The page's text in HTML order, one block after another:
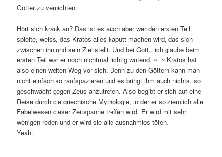
Götter zu vernichten.
Hört sich krank an? Das ist es auch aber wer den ersten Teil
spielte, weiss, das Kratos alles kaputt machen wird, das sich
zwischen ihn und sein Ziel stellt. Und bei Gott.. ich glaube beim
ersten Teil war er noch nichtmal richtig wütend. ~_~ Kratos hat
also einen weiten Weg vor sich. Denn zu den Göttern kann man
nicht einfach so raufspazieren und es bringt ihm auch nichts, so
geschwächt gegen Zeus anzutreten. Also begibt er sich auf eine
Reise durch die griechische Mythologie, in der er so ziemlich alle
Fabelwesen dieser Zeitspanne treffen wird. Er wird mit sehr
wenigen reden und er wird sie alle ausnahmlos töten.
Yeah.